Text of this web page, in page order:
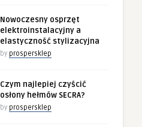
Nowoczesny osprzęt
elektroinstalacyjny a
elastyczność stylizacyjna
by prospersklep
Czym najlepiej czyścić
osłony hełmów SECRA?
by prospersklep